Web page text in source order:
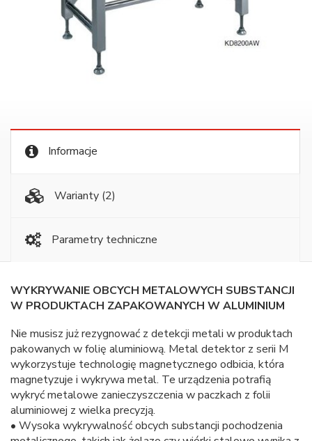
Informacje
Warianty (2)
Parametry techniczne
WYKRYWANIE OBCYCH METALOWYCH SUBSTANCJI
W PRODUKTACH ZAPAKOWANYCH W ALUMINIUM
Nie musisz już rezygnować z detekcji metali w produktach
pakowanych w folię aluminiową. Metal detektor z serii M
wykorzystuje technologię magnetycznego odbicia, która
magnetyzuje i wykrywa metal. Te urządzenia potrafią
wykryć metalowe zanieczyszczenia w paczkach z folii
aluminiowej z wielka precyzją.
• Wysoka wykrywalność obcych substancji pochodzenia